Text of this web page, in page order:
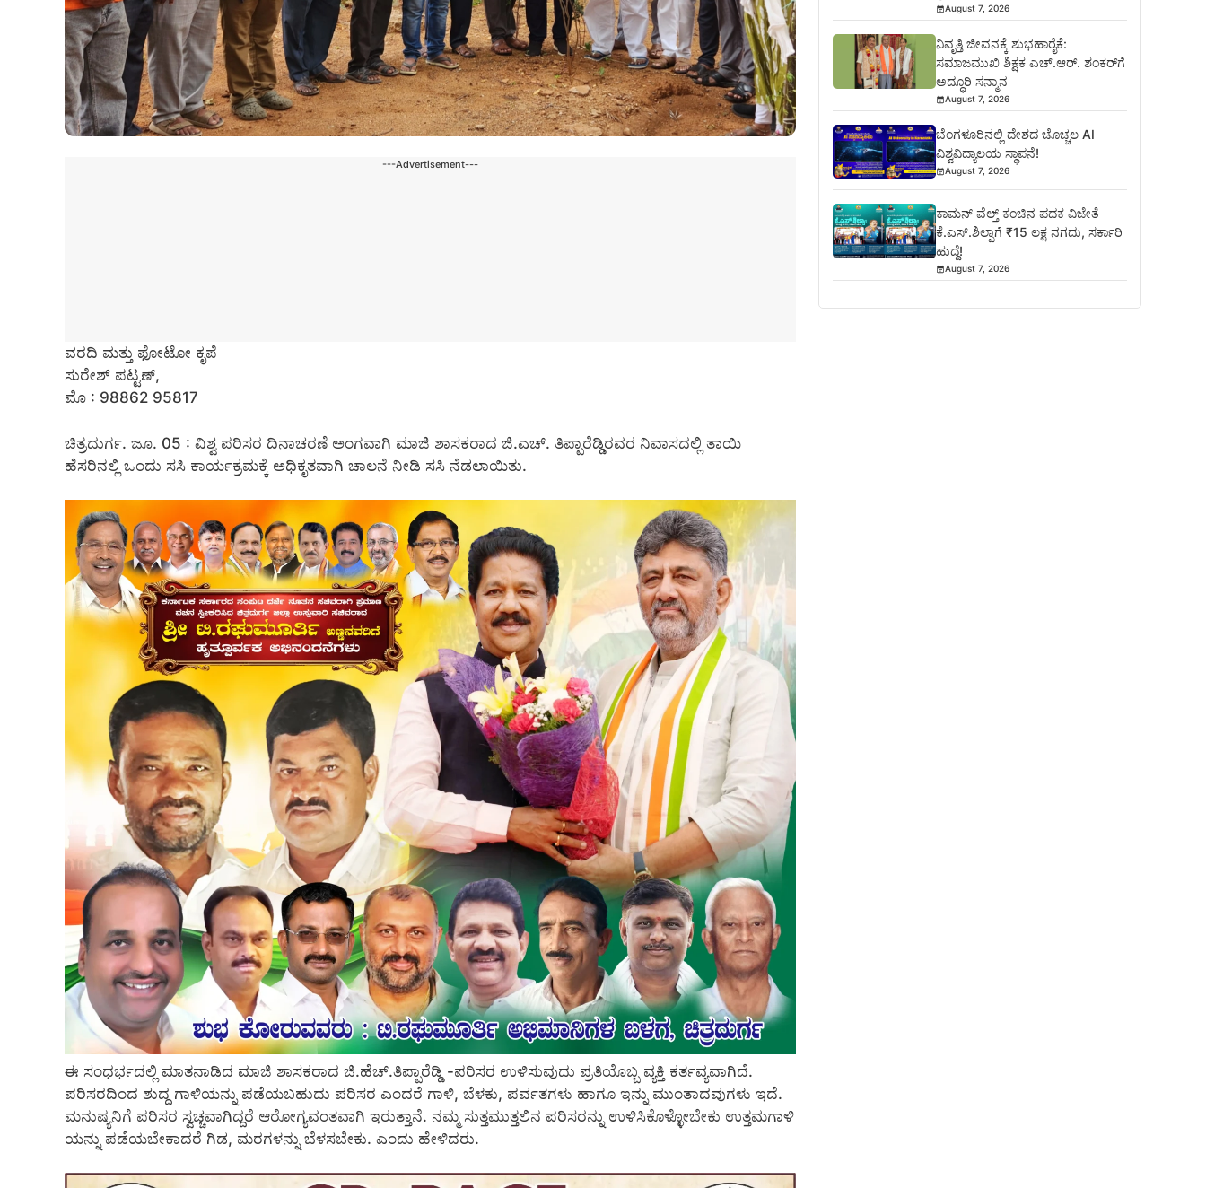
---Advertisement---
ವರದಿ ಮತ್ತು ಫೋಟೋ ಕೃಪೆ
ಸುರೇಶ್ ಪಟ್ಟಣ್,
ಮೊ : 98862 95817
ಚಿತ್ರದುರ್ಗ. ಜೂ. 05 : ವಿಶ್ವ ಪರಿಸರ ದಿನಾಚರಣೆ ಅಂಗವಾಗಿ ಮಾಜಿ ಶಾಸಕರಾದ ಜಿ.ಎಚ್. ತಿಪ್ಪಾರೆಡ್ಡಿರವರ ನಿವಾಸದಲ್ಲಿ ತಾಯಿ
ಹೆಸರಿನಲ್ಲಿ ಒಂದು ಸಸಿ ಕಾರ್ಯಕ್ರಮಕ್ಕೆ ಅಧಿಕೃತವಾಗಿ ಚಾಲನೆ ನೀಡಿ ಸಸಿ ನೆಡಲಾಯಿತು.
ಈ ಸಂಧರ್ಭದಲ್ಲಿ ಮಾತನಾಡಿದ ಮಾಜಿ ಶಾಸಕರಾದ ಜಿ.ಹೆಚ್.ತಿಪ್ಪಾರೆಡ್ಡಿ -ಪರಿಸರ ಉಳಿಸುವುದು ಪ್ರತಿಯೊಬ್ಬ ವ್ಯಕ್ತಿ ಕರ್ತವ್ಯವಾಗಿದೆ.
ಪರಿಸರದಿಂದ ಶುದ್ದ ಗಾಳಿಯನ್ನು ಪಡೆಯಬಹುದು ಪರಿಸರ ಎಂದರೆ ಗಾಳಿ, ಬೆಳಕು, ಪರ್ವತಗಳು ಹಾಗೂ ಇನ್ನು ಮುಂತಾದವುಗಳು ಇದೆ.
ಮನುಷ್ಯನಿಗೆ ಪರಿಸರ ಸ್ವಚ್ಚವಾಗಿದ್ದರೆ ಆರೋಗ್ಯವಂತವಾಗಿ ಇರುತ್ತಾನೆ. ನಮ್ಮ ಸುತ್ತಮುತ್ತಲಿನ ಪರಿಸರನ್ನು ಉಳಿಸಿಕೊಳ್ಳೋಬೇಕು ಉತ್ತಮಗಾಳಿ
ಯನ್ನು ಪಡೆಯಬೇಕಾದರೆ ಗಿಡ, ಮರಗಳನ್ನು ಬೆಳಸಬೇಕು. ಎಂದು ಹೇಳಿದರು.
August 7, 2026
ನಿವೃತ್ತಿ ಜೀವನಕ್ಕೆ ಶುಭಹಾರೈಕೆ:
ಸಮಾಜಮುಖಿ ಶಿಕ್ಷಕ ಎಚ್.ಆರ್. ಶಂಕರ್‌ಗೆ
ಅದ್ಧೂರಿ ಸನ್ಮಾನ
August 7, 2026
ಬೆಂಗಳೂರಿನಲ್ಲಿ ದೇಶದ ಚೊಚ್ಚಲ AI
ವಿಶ್ವವಿದ್ಯಾಲಯ ಸ್ಥಾಪನೆ!
August 7, 2026
ಕಾಮನ್ ವೆಲ್ತ್ ಕಂಚಿನ ಪದಕ ವಿಜೇತೆ
ಕೆ.ಎಸ್.ಶಿಲ್ಪಾಗೆ ₹15 ಲಕ್ಷ ನಗದು, ಸರ್ಕಾರಿ
ಹುದ್ದೆ!
August 7, 2026